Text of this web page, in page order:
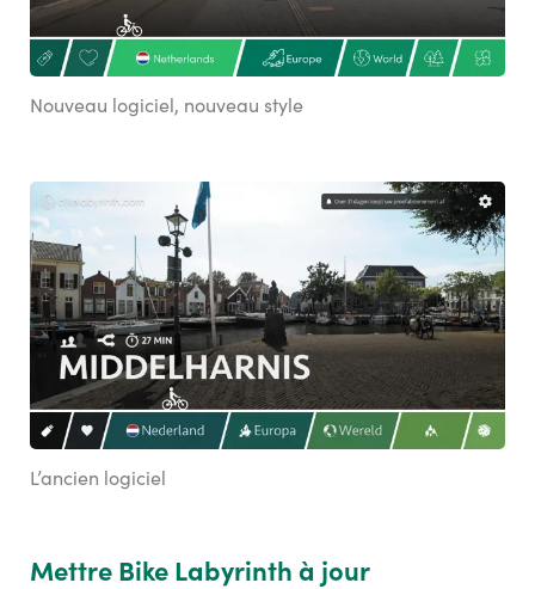
Nouveau logiciel, nouveau style
L’ancien logiciel
Mettre Bike Labyrinth à jour